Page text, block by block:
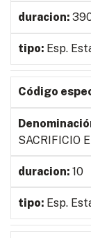
Esp.
SACRIFICIO
10
Esp.